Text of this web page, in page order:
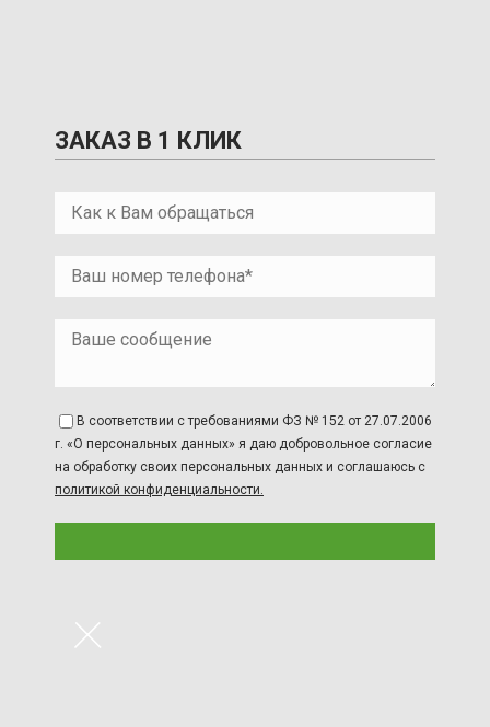
ЗАКАЗ В 1 КЛИК
В соответствии с требованиями ФЗ № 152 от 27.07.2006
г. «О персональных данных» я даю добровольное согласие
на обработку своих персональных данных и соглашаюсь с
политикой конфиденциальности.
×